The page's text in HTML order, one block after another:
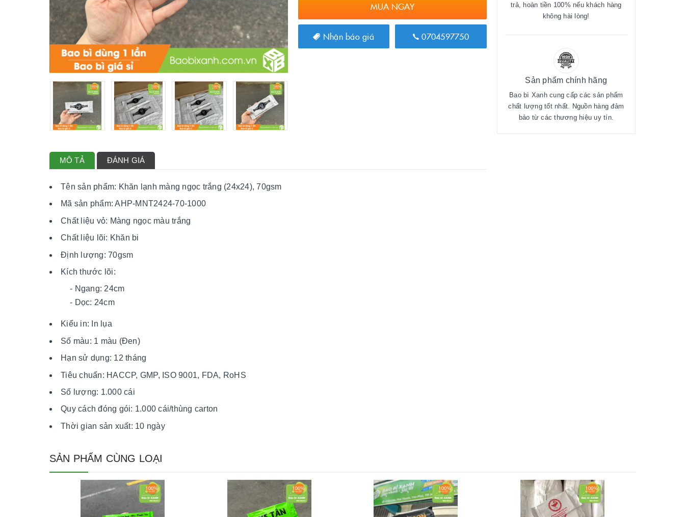
MUA NGAY
Nhận báo giá 0704597750
trả, hoàn tiền 100% nếu khách hàng
không hài lòng!
Sản phẩm chính hãng
Bao bì Xanh cung cấp các sản phẩm
chất lượng tốt nhất. Nguồn hàng đảm
bảo từ các thương hiệu uy tín.
MÔ TẢ ĐÁNH GIÁ
Tên sản phẩm: Khăn lạnh màng ngọc trắng (24x24), 70gsm
Mã sản phẩm: AHP-MNT2424-70-1000
Chất liệu vỏ: Màng ngọc màu trắng
Chất liệu lõi: Khăn bi
Định lượng: 70gsm
Kích thước lõi:
- Ngang: 24cm
- Dọc: 24cm
Kiểu in: In lụa
Số màu: 1 màu (Đen)
Hạn sử dụng: 12 tháng
Tiêu chuẩn: HACCP, GMP, ISO 9001, FDA, RoHS
Số lượng: 1.000 cái
Quy cách đóng gói: 1.000 cái/thùng carton
Thời gian sản xuất: 10 ngày
SẢN PHẨM CÙNG LOẠI